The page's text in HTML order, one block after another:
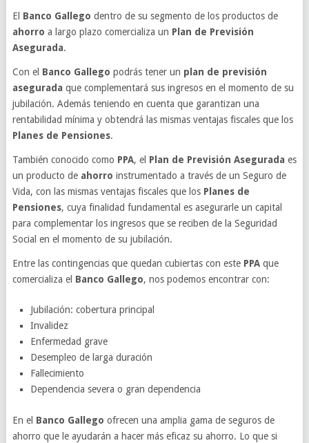
El Banco Gallego dentro de su segmento de los productos de
ahorro a largo plazo comercializa un Plan de Previsión
Asegurada.
Con el Banco Gallego podrás tener un plan de previsión
asegurada que complementará sus ingresos en el momento de su
jubilación. Además teniendo en cuenta que garantizan una
rentabilidad mínima y obtendrá las mismas ventajas fiscales que los
Planes de Pensiones.
También conocido como PPA, el Plan de Previsión Asegurada es
un producto deahorro instrumentado a través de un Seguro de
Vida, con las mismas ventajas fiscales que losPlanes de
Pensiones, cuya finalidad fundamental es asegurarle un capital
para complementar los ingresos que se reciben de la Seguridad
Social en el momento de su jubilación.
Entre las contingencias que quedan cubiertas con este PPAque
comercializa el Banco Gallego, nos podemos encontrar con:
Jubilación: cobertura principal
Invalidez
Enfermedad grave
Desempleo de larga duración
Fallecimiento
Dependencia severa o gran dependencia
En el Banco Gallego ofrecen una amplia gama de seguros de
ahorro que le ayudarán a hacer más eficaz su ahorro. Lo que si